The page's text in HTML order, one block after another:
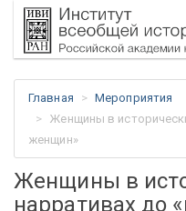
Главная
Мероприятия
Женщины в
женщин»
Женщины в
нарративах до